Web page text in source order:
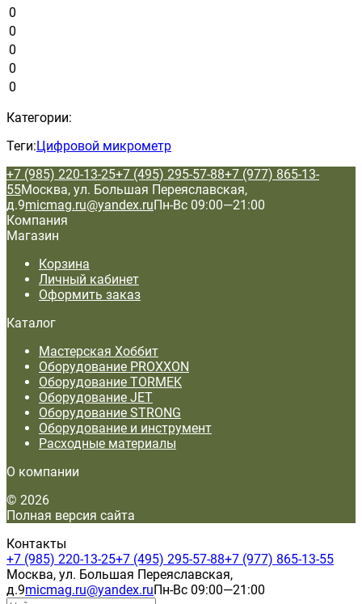
0
0
0
0
0
Категории:
Теги:Цифровой микрометр
+7 (985) 220-13-25+7 (495) 295-57-88+7 (977) 865-13-
55Москва, ул. Большая Переяславская,
д.9micmag.ru@yandex.ruПн-Вс 09:00—21:00
Компания
Магазин
Корзина
Личный кабинет
Оформить заказ
Каталог
Мастерская Хоббит
Оборудование PROXXON
Оборудование TORMEK
Оборудование JET
Оборудование STRONG
Оборудование и инструмент
Расходные материалы
О компании
© 2026
Полная версия сайта
Контакты
+7 (985) 220-13-25+7 (495) 295-57-88+7 (977) 865-13-55
Москва, ул. Большая Переяславская,
д.9micmag.ru@yandex.ruПн-Вс 09:00—21:00